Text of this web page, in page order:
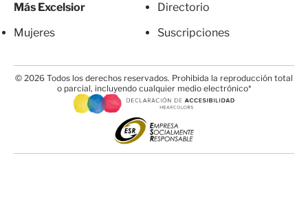
Más Excelsior
Mujeres
Directorio
Suscripciones
© 2026 Todos los derechos reservados. Prohibida la reproducción total
o parcial, incluyendo cualquier medio electrónico*